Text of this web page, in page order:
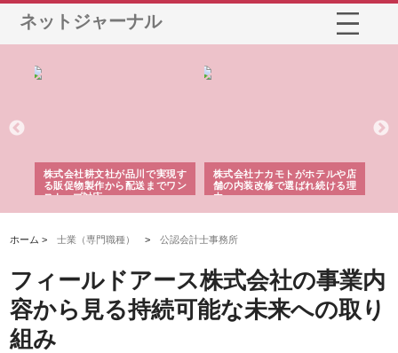
ネットジャーナル
株式会社耕文社が品川で実現す
る販促物製作から配送までワン
ストップ対応
株式会社ナカモトがホテルや店
舗の内装改修で選ばれ続ける理
由
ホーム >士業（専門職種） >公認会計士事務所
フィールドアース株式会社の事業内
容から見る持続可能な未来への取り
組み